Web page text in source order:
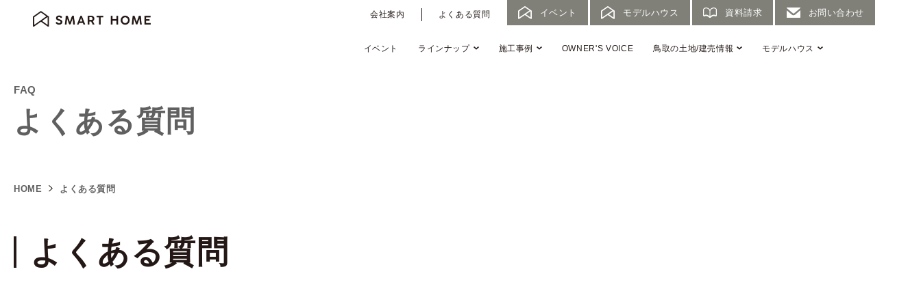
会社案内 よくある質問 イベント モデルハウス 資料請求 お問い合わせ
イベント ラインナップ 施工事例 OWNER'S VOICE 鳥取の土地/建売情報 モデルハウス
FAQ
よくある質問
HOME よくある質問
よくある質問